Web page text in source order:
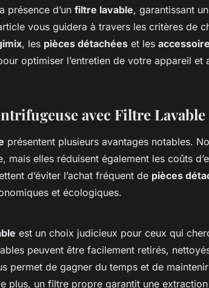
présence d’un filtre lavable, garantissant
vous guidera à travers les critères de
, les pièces détachées et les
optimiser l’entretien de votre appareil et
avec Filtre Lavable
présentent plusieurs avantages notables.
mais elles réduisent également les coûts
d’éviter l’achat fréquent de pièces
et écologiques.
est un choix judicieux pour ceux qui
peuvent être facilement retirés,
permet de gagner du temps et de
plus, un filtre propre garantit une